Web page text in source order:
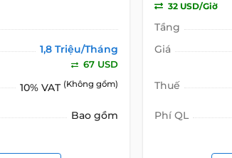
1,8 Triệu/Tháng
67 USD
10% VAT (Không gồm)
Bao gồm
32 USD/Giờ
Tầng
Giá
Thuế
Phí QL